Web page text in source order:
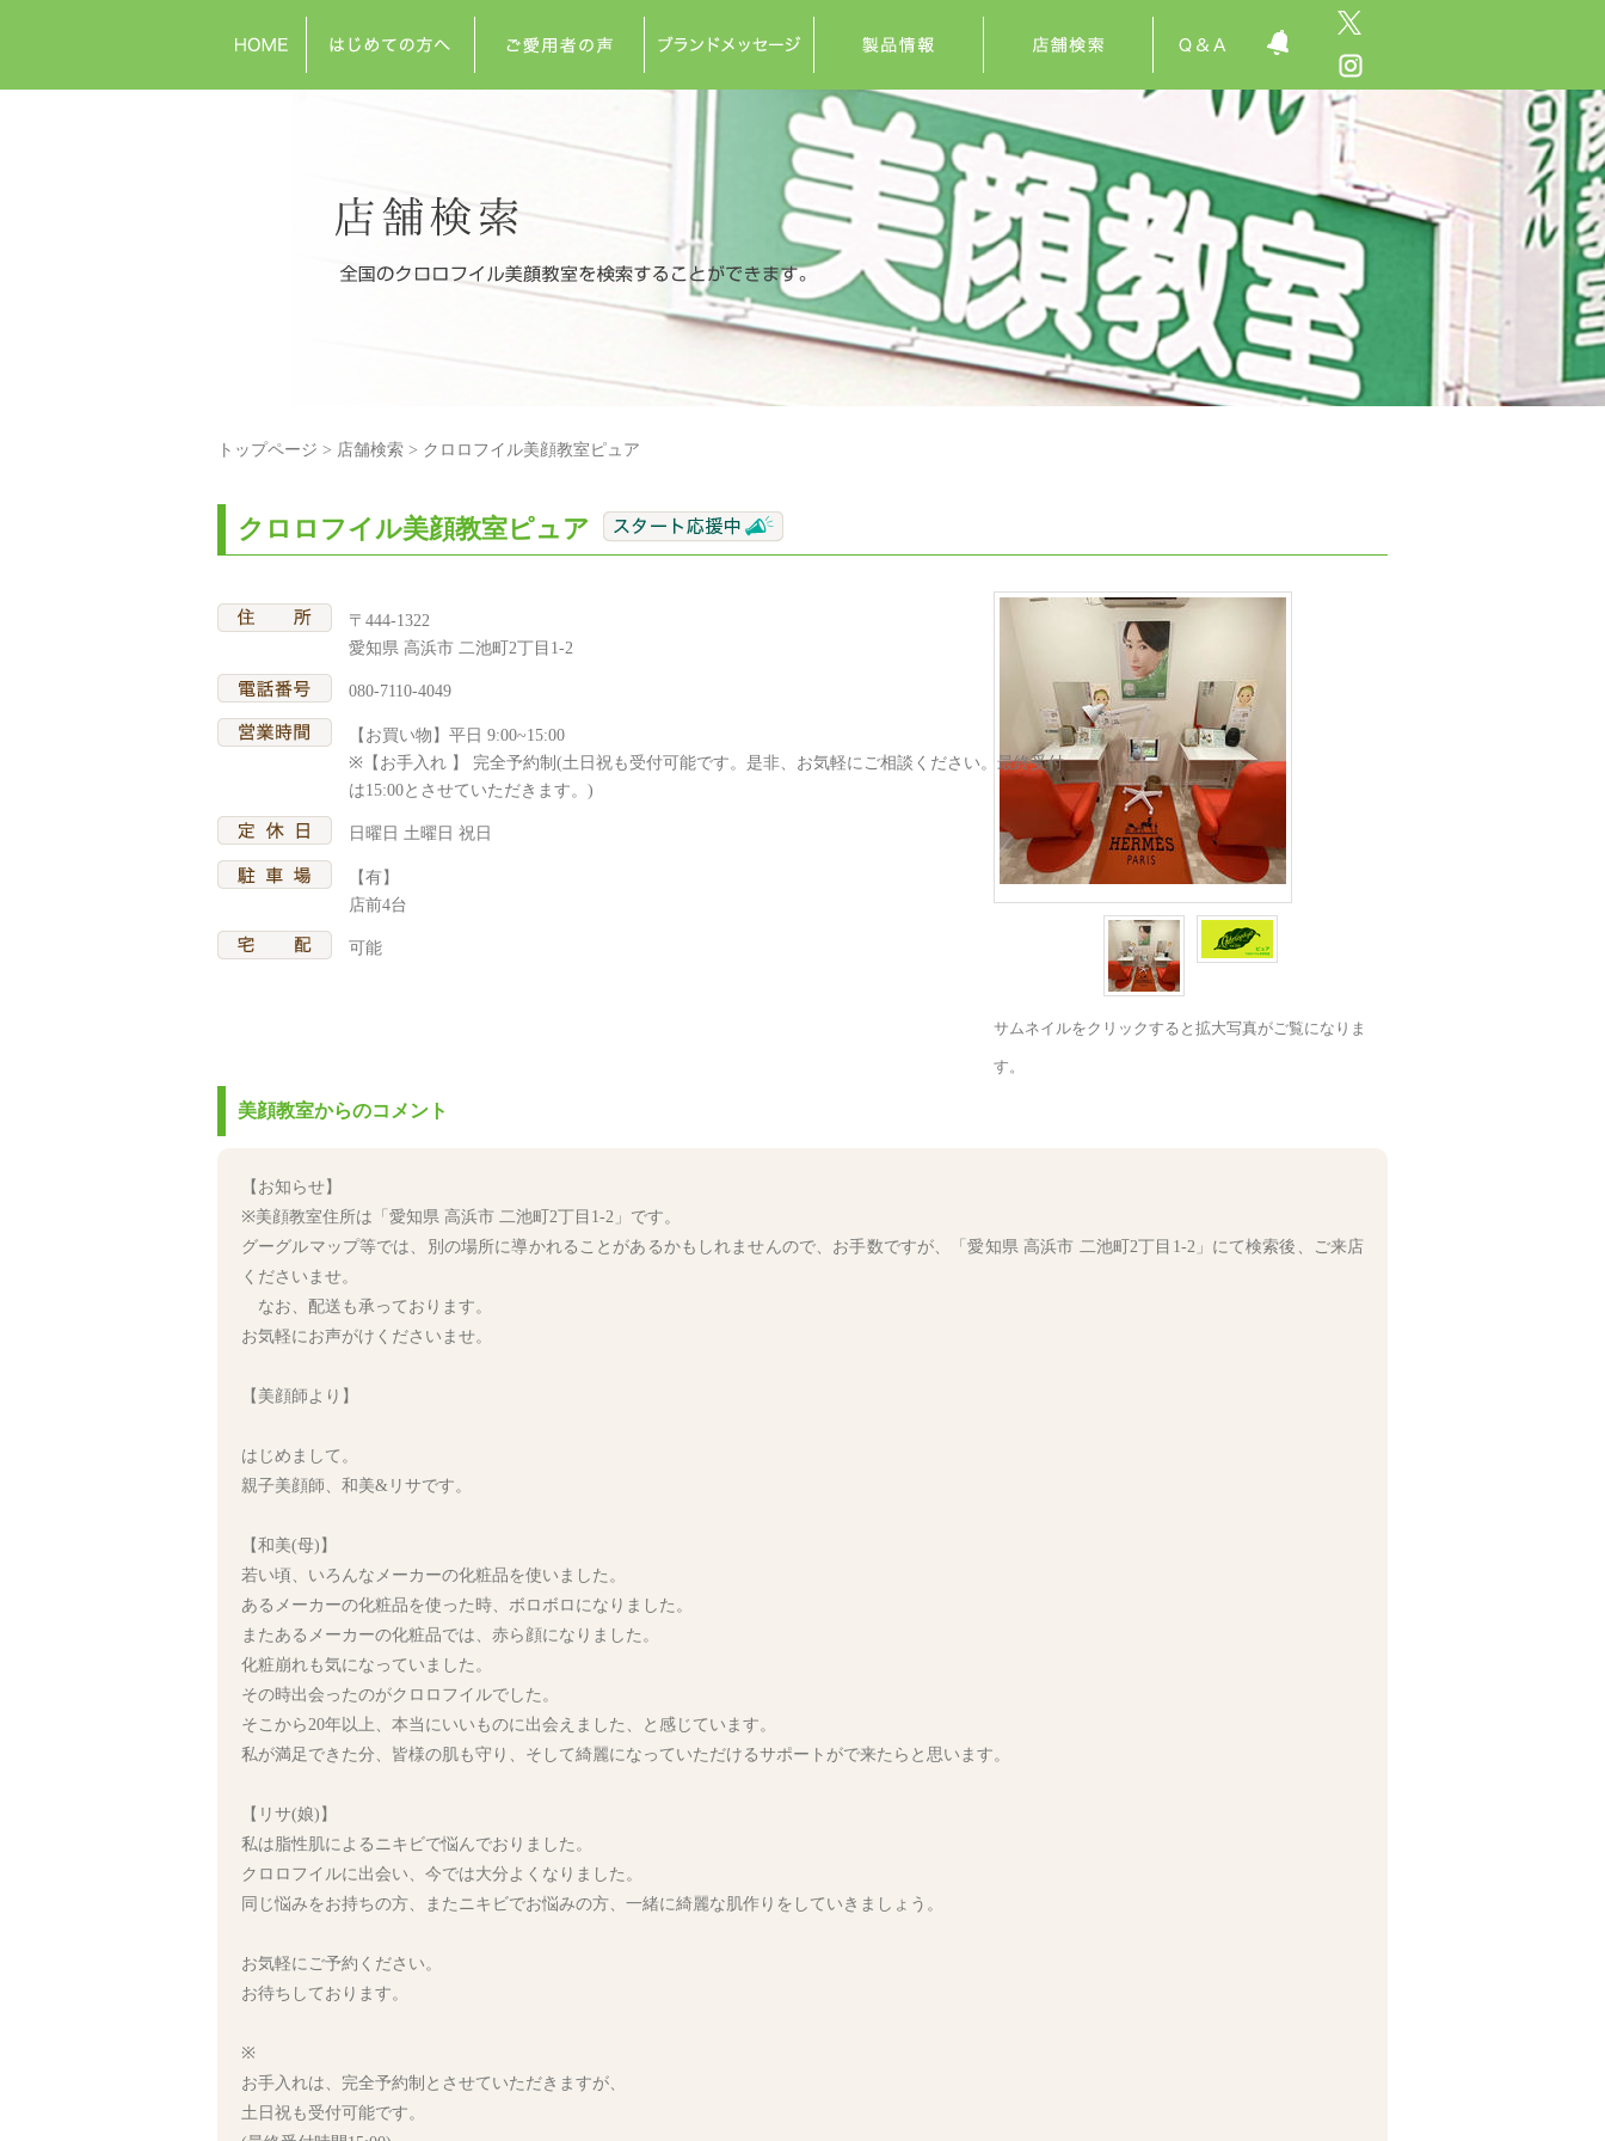
トップページ 店舗検索 クロロフイル美顔教室ピュア
クロロフイル美顔教室ピュア
サムネイルをクリックすると拡大写真がご覧になりま
す。
〒444-1322
愛知県 高浜市 二池町2丁目1-2
080-7110-4049
【お買い物】平日 9:00~15:00
※【お手入れ 】 完全予約制(土日祝も受付可能です。是非、お気軽にご相談ください。最終受付
は15:00とさせていただきます。)
日曜日 土曜日 祝日
【有】
店前4台
可能
美顔教室からのコメント
【お知らせ】
※美顔教室住所は「愛知県 高浜市 二池町2丁目1-2」です。
グーグルマップ等では、別の場所に導かれることがあるかもしれませんので、お手数ですが、「愛知県 高浜市 二池町2丁目1-2」にて検索後、ご来店
くださいませ。
なお、配送も承っております。
お気軽にお声がけくださいませ。
【美顔師より】
はじめまして。
親子美顔師、和美&リサです。
【和美(母)】
若い頃、いろんなメーカーの化粧品を使いました。
あるメーカーの化粧品を使った時、ボロボロになりました。
またあるメーカーの化粧品では、赤ら顔になりました。
化粧崩れも気になっていました。
その時出会ったのがクロロフイルでした。
そこから20年以上、本当にいいものに出会えました、と感じています。
私が満足できた分、皆様の肌も守り、そして綺麗になっていただけるサポートがで来たらと思います。
【リサ(娘)】
私は脂性肌によるニキビで悩んでおりました。
クロロフイルに出会い、今では大分よくなりました。
同じ悩みをお持ちの方、またニキビでお悩みの方、一緒に綺麗な肌作りをしていきましょう。
お気軽にご予約ください。
お待ちしております。
※
お手入れは、完全予約制とさせていただきますが、
土日祝も受付可能です。